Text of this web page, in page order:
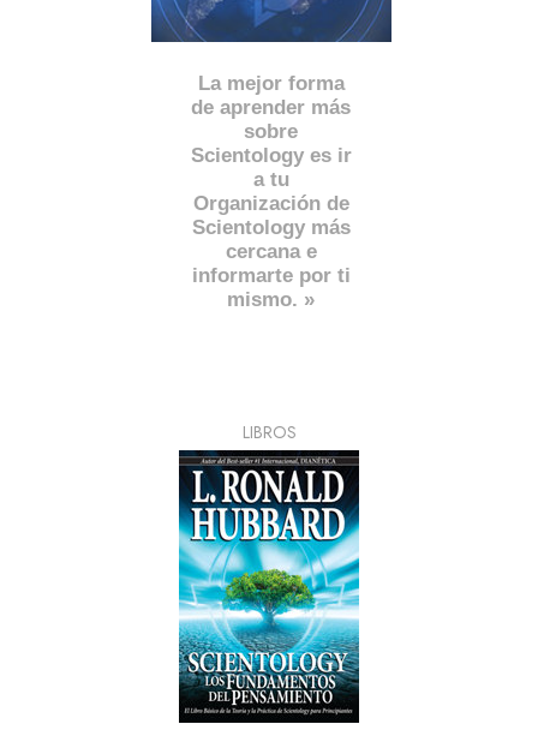
La mejor forma
de aprender más
sobre
Scientology es ir
a tu
Organización de
Scientology más
cercana e
informarte por ti
mismo. »
LIBROS